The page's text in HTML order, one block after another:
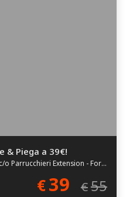
& Piega a 39€!
Extension - Forlì (FC)
€39 €55